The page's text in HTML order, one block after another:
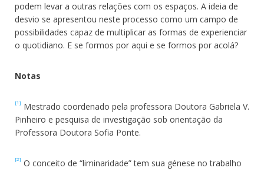
podem levar a outras relações com os espaços. A ideia de
desvio se apresentou neste processo como um campo de
possibilidades capaz de multiplicar as formas de experienciar
o quotidiano. E se formos por aqui e se formos por acolá?
Notas
[1] Mestrado coordenado pela professora Doutora Gabriela V.
Pinheiro e pesquisa de investigação sob orientação da
Professora Doutora Sofia Ponte.
[2] O conceito de “liminaridade” tem sua génese no trabalho